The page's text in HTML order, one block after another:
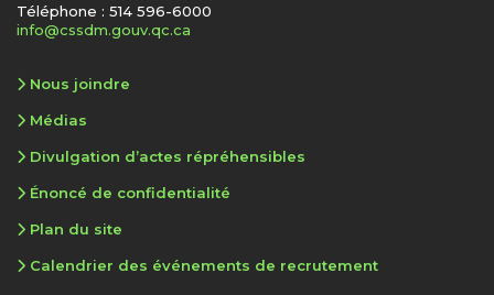
Téléphone : 514 596-6000
info@cssdm.gouv.qc.ca
Nous joindre
Médias
Divulgation d’actes répréhensibles
Énoncé de confidentialité
Plan du site
Calendrier des événements de recrutement